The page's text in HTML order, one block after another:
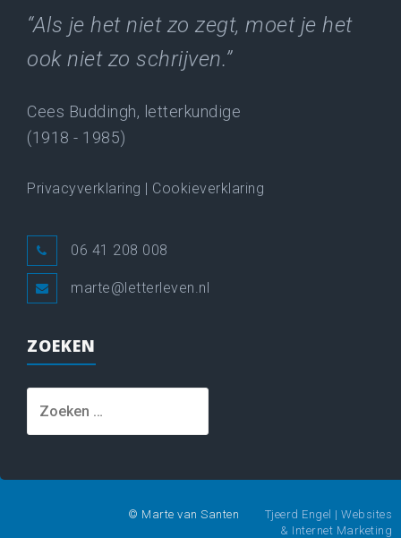
“Als je het niet zo zegt, moet je het
ook niet zo schrijven.”
Cees Buddingh, letterkundige
(1918 - 1985)
Privacyverklaring | Cookieverklaring
06 41 208 008
marte@letterleven.nl
ZOEKEN
naar:
© Marte van Santen
Tjeerd Engel | Websites
& Internet Marketing